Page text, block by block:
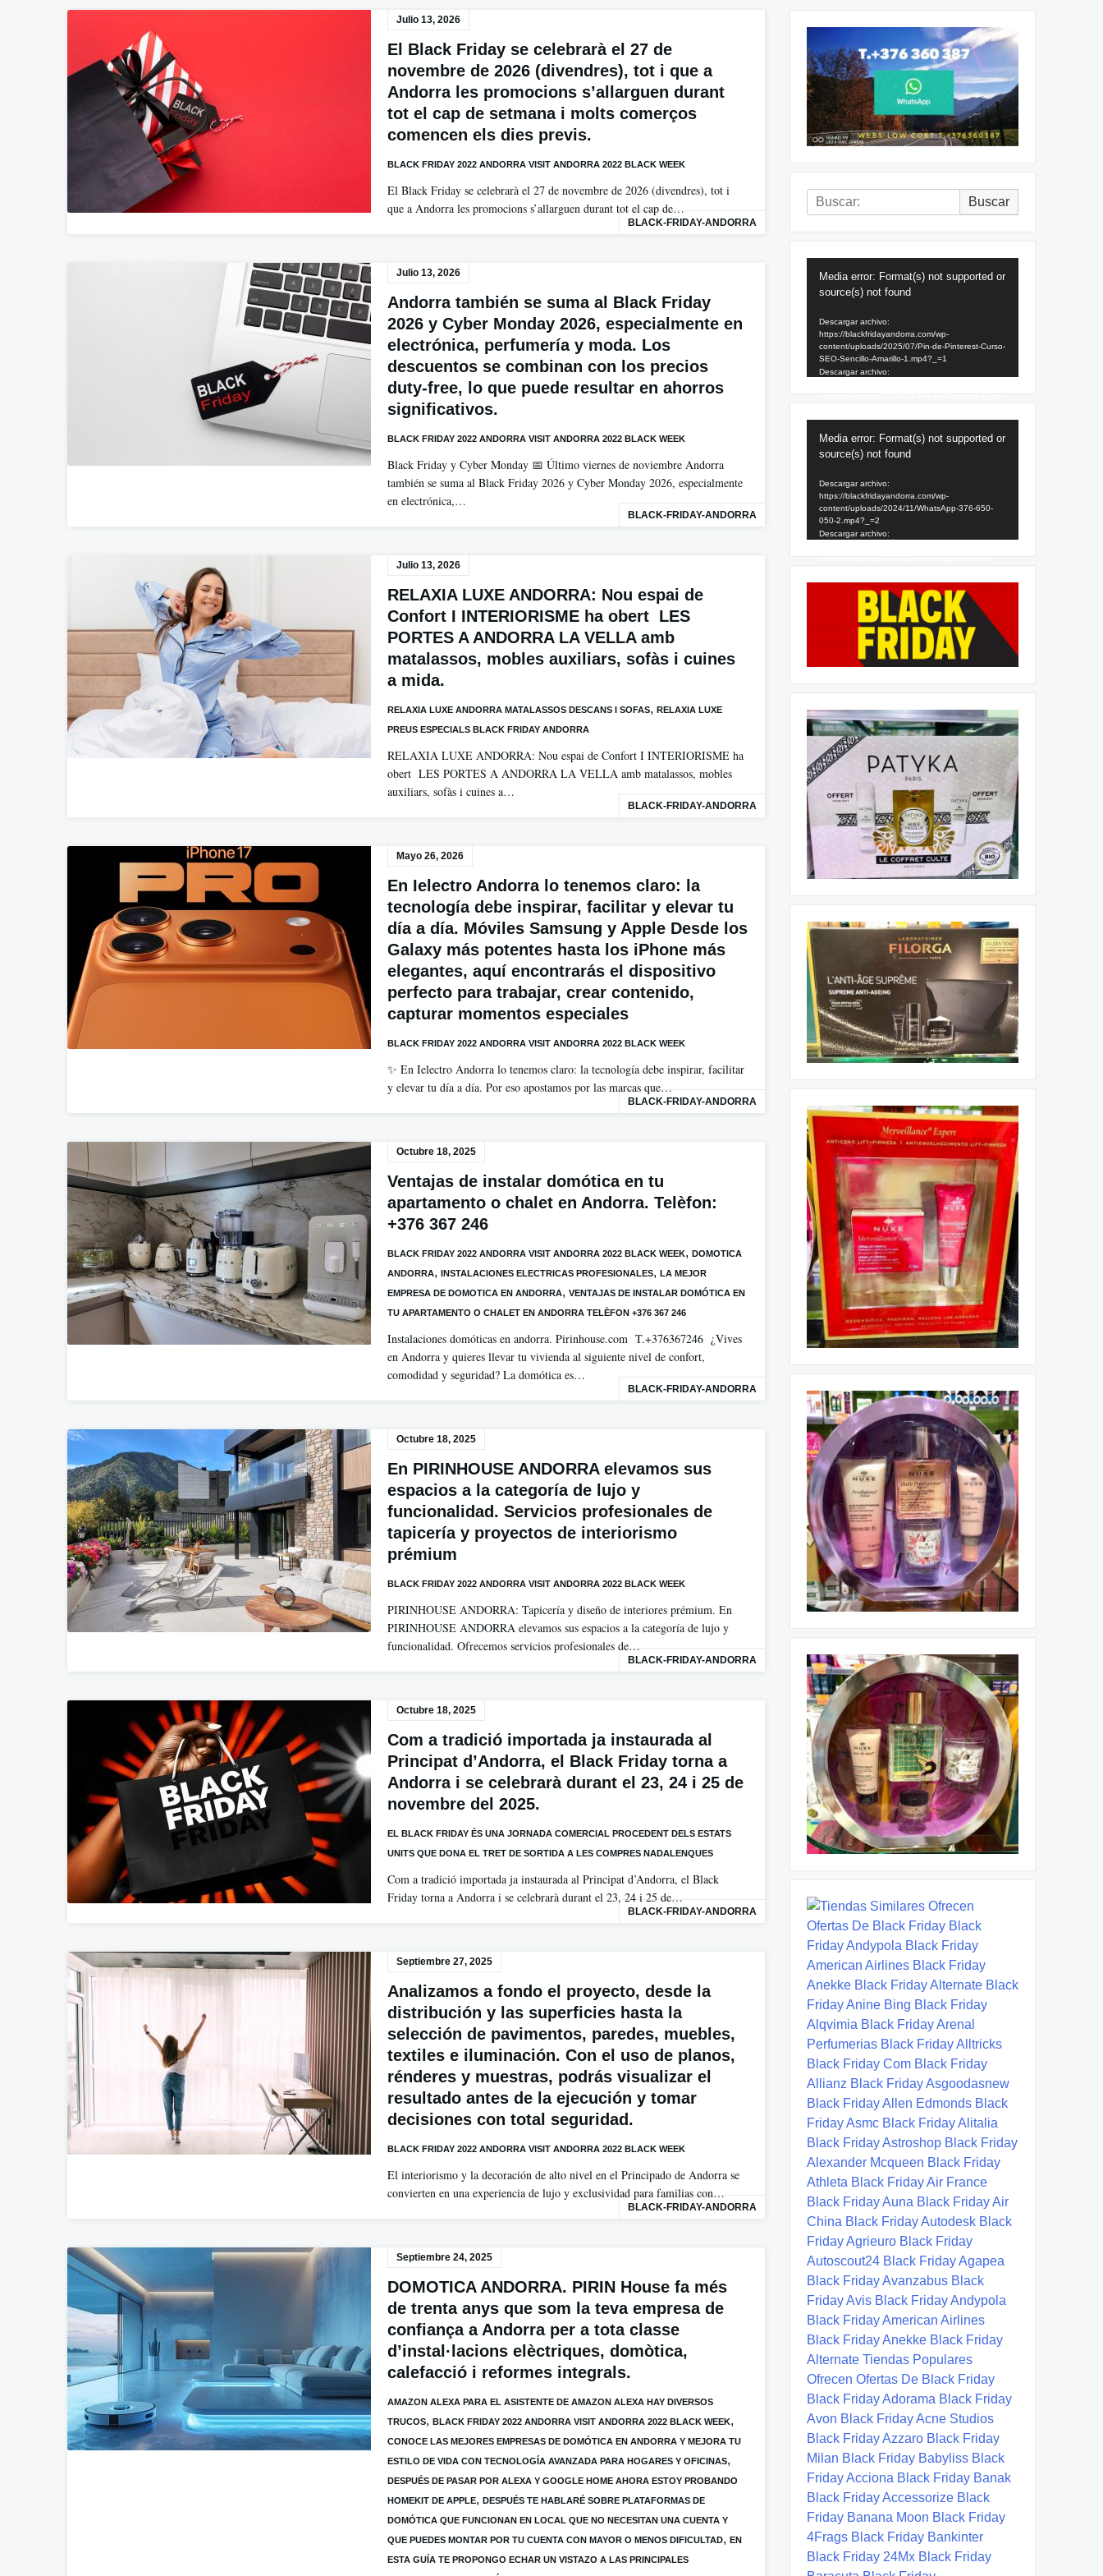
Julio 13, 2026
El Black Friday se celebrarà el 27 de
novembre de 2026 (divendres), tot i que a
Andorra les promocions s’allarguen durant
tot el cap de setmana i molts comerços
comencen els dies previs.
BLACK FRIDAY 2022 ANDORRA VISIT ANDORRA 2022 BLACK WEEK
El Black Friday se celebrarà el 27 de novembre de 2026 (divendres), tot i
que a Andorra les promocions s’allarguen durant tot el cap de…
BLACK-FRIDAY-ANDORRA
Julio 13, 2026
Andorra también se suma al Black Friday
2026 y Cyber Monday 2026, especialmente en
electrónica, perfumería y moda. Los
descuentos se combinan con los precios
duty-free, lo que puede resultar en ahorros
significativos.
BLACK FRIDAY 2022 ANDORRA VISIT ANDORRA 2022 BLACK WEEK
Black Friday y Cyber Monday 📅 Último viernes de noviembre Andorra
también se suma al Black Friday 2026 y Cyber Monday 2026, especialmente
en electrónica,…
BLACK-FRIDAY-ANDORRA
Julio 13, 2026
RELAXIA LUXE ANDORRA: Nou espai de
Confort I INTERIORISME ha obert LES
PORTES A ANDORRA LA VELLA amb
matalassos, mobles auxiliars, sofàs i cuines
a mida.
RELAXIA LUXE ANDORRA MATALASSOS DESCANS I SOFAS, RELAXIA LUXE
PREUS ESPECIALS BLACK FRIDAY ANDORRA
RELAXIA LUXE ANDORRA: Nou espai de Confort I INTERIORISME ha
obert LES PORTES A ANDORRA LA VELLA amb matalassos, mobles
auxiliars, sofàs i cuines a…
BLACK-FRIDAY-ANDORRA
Mayo 26, 2026
En Ielectro Andorra lo tenemos claro: la
tecnología debe inspirar, facilitar y elevar tu
día a día. Móviles Samsung y Apple Desde los
Galaxy más potentes hasta los iPhone más
elegantes, aquí encontrarás el dispositivo
perfecto para trabajar, crear contenido,
capturar momentos especiales
BLACK FRIDAY 2022 ANDORRA VISIT ANDORRA 2022 BLACK WEEK
✨ En Ielectro Andorra lo tenemos claro: la tecnología debe inspirar, facilitar
y elevar tu día a día. Por eso apostamos por las marcas que…
BLACK-FRIDAY-ANDORRA
Octubre 18, 2025
Ventajas de instalar domótica en tu
apartamento o chalet en Andorra. Telèfon:
+376 367 246
BLACK FRIDAY 2022 ANDORRA VISIT ANDORRA 2022 BLACK WEEK, DOMOTICA
ANDORRA, INSTALACIONES ELECTRICAS PROFESIONALES, LA MEJOR
EMPRESA DE DOMOTICA EN ANDORRA, VENTAJAS DE INSTALAR DOMÓTICA EN
TU APARTAMENTO O CHALET EN ANDORRA TELÈFON +376 367 246
Instalaciones domóticas en andorra. Pirinhouse.com T.+376367246 ¿Vives
en Andorra y quieres llevar tu vivienda al siguiente nivel de confort,
comodidad y seguridad? La domótica es…
BLACK-FRIDAY-ANDORRA
Octubre 18, 2025
En PIRINHOUSE ANDORRA elevamos sus
espacios a la categoría de lujo y
funcionalidad. Servicios profesionales de
tapicería y proyectos de interiorismo
prémium
BLACK FRIDAY 2022 ANDORRA VISIT ANDORRA 2022 BLACK WEEK
PIRINHOUSE ANDORRA: Tapicería y diseño de interiores prémium. En
PIRINHOUSE ANDORRA elevamos sus espacios a la categoría de lujo y
funcionalidad. Ofrecemos servicios profesionales de…
BLACK-FRIDAY-ANDORRA
Octubre 18, 2025
Com a tradició importada ja instaurada al
Principat d’Andorra, el Black Friday torna a
Andorra i se celebrarà durant el 23, 24 i 25 de
novembre del 2025.
EL BLACK FRIDAY ÉS UNA JORNADA COMERCIAL PROCEDENT DELS ESTATS
UNITS QUE DONA EL TRET DE SORTIDA A LES COMPRES NADALENQUES
Com a tradició importada ja instaurada al Principat d’Andorra, el Black
Friday torna a Andorra i se celebrarà durant el 23, 24 i 25 de…
BLACK-FRIDAY-ANDORRA
Septiembre 27, 2025
Analizamos a fondo el proyecto, desde la
distribución y las superficies hasta la
selección de pavimentos, paredes, muebles,
textiles e iluminación. Con el uso de planos,
rénderes y muestras, podrás visualizar el
resultado antes de la ejecución y tomar
decisiones con total seguridad.
BLACK FRIDAY 2022 ANDORRA VISIT ANDORRA 2022 BLACK WEEK
El interiorismo y la decoración de alto nivel en el Principado de Andorra se
convierten en una experiencia de lujo y exclusividad para familias con…
BLACK-FRIDAY-ANDORRA
Septiembre 24, 2025
DOMOTICA ANDORRA. PIRIN House fa més
de trenta anys que som la teva empresa de
confiança a Andorra per a tota classe
d’instal·lacions elèctriques, domòtica,
calefacció i reformes integrals.
AMAZON ALEXA PARA EL ASISTENTE DE AMAZON ALEXA HAY DIVERSOS
TRUCOS, BLACK FRIDAY 2022 ANDORRA VISIT ANDORRA 2022 BLACK WEEK,
CONOCE LAS MEJORES EMPRESAS DE DOMÓTICA EN ANDORRA Y MEJORA TU
ESTILO DE VIDA CON TECNOLOGÍA AVANZADA PARA HOGARES Y OFICINAS,
DESPUÉS DE PASAR POR ALEXA Y GOOGLE HOME AHORA ESTOY PROBANDO
HOMEKIT DE APPLE, DESPUÉS TE HABLARÉ SOBRE PLATAFORMAS DE
DOMÓTICA QUE FUNCIONAN EN LOCAL QUE NO NECESITAN UNA CUENTA Y
QUE PUEDES MONTAR POR TU CUENTA CON MAYOR O MENOS DIFICULTAD, EN
ESTA GUÍA TE PROPONGO ECHAR UN VISTAZO A LAS PRINCIPALES
Buscar: Buscar
Media error: Format(s) not supported or
source(s) not found
Descargar archivo:
https://blackfridayandorra.com/wp-
content/uploads/2025/07/Pin-de-Pinterest-Curso-
SEO-Sencillo-Amarillo-1.mp4?_=1
Descargar archivo:
Media error: Format(s) not supported or
source(s) not found
Descargar archivo:
https://blackfridayandorra.com/wp-
content/uploads/2024/11/WhatsApp-376-650-
050-2.mp4?_=2
Descargar archivo: